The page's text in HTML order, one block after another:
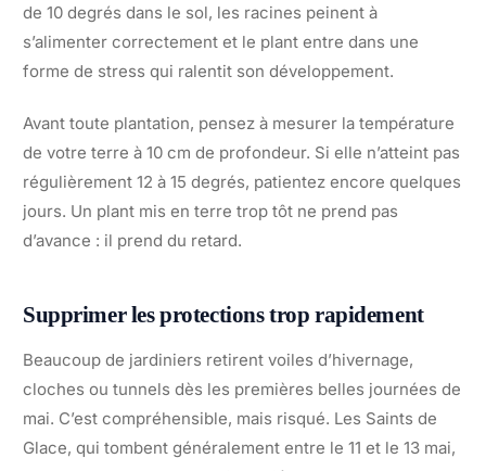
de 10 degrés dans le sol, les racines peinent à
s’alimenter correctement et le plant entre dans une
forme de stress qui ralentit son développement.
Avant toute plantation, pensez à mesurer la température
de votre terre à 10 cm de profondeur. Si elle n’atteint pas
régulièrement 12 à 15 degrés, patientez encore quelques
jours. Un plant mis en terre trop tôt ne prend pas
d’avance : il prend du retard.
Supprimer les protections trop rapidement
Beaucoup de jardiniers retirent voiles d’hivernage,
cloches ou tunnels dès les premières belles journées de
mai. C’est compréhensible, mais risqué. Les Saints de
Glace, qui tombent généralement entre le 11 et le 13 mai,